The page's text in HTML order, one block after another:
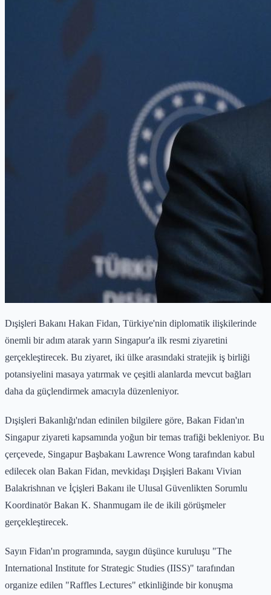
Dışişleri Bakanı Hakan Fidan, Türkiye'nin diplomatik ilişkilerinde
önemli bir adım atarak yarın Singapur'a ilk resmi ziyaretini
gerçekleştirecek. Bu ziyaret, iki ülke arasındaki stratejik iş birliği
potansiyelini masaya yatırmak ve çeşitli alanlarda mevcut bağları
daha da güçlendirmek amacıyla düzenleniyor.
Dışişleri Bakanlığı'ndan edinilen bilgilere göre, Bakan Fidan'ın
Singapur ziyareti kapsamında yoğun bir temas trafiği bekleniyor. Bu
çerçevede, Singapur Başbakanı Lawrence Wong tarafından kabul
edilecek olan Bakan Fidan, mevkidaşı Dışişleri Bakanı Vivian
Balakrishnan ve İçişleri Bakanı ile Ulusal Güvenlikten Sorumlu
Koordinatör Bakan K. Shanmugam ile de ikili görüşmeler
gerçekleştirecek.
Sayın Fidan'ın programında, saygın düşünce kuruluşu "The
International Institute for Strategic Studies (IISS)" tarafından
organize edilen "Raffles Lectures" etkinliğinde bir konuşma